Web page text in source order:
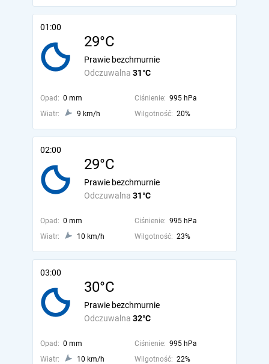
01:00
29°C
Odczuwalna 31°C
Prawie bezchmurnie
Opad: 0 mm Ciśnienie: 995 hPa
Wiatr:
9 km/h Wilgotność: 20%
02:00
29°C
Odczuwalna 31°C
Prawie bezchmurnie
Opad: 0 mm Ciśnienie: 995 hPa
Wiatr:
10 km/h Wilgotność: 23%
03:00
30°C
Odczuwalna 32°C
Prawie bezchmurnie
Opad: 0 mm Ciśnienie: 995 hPa
Wiatr:
10 km/h Wilgotność: 22%